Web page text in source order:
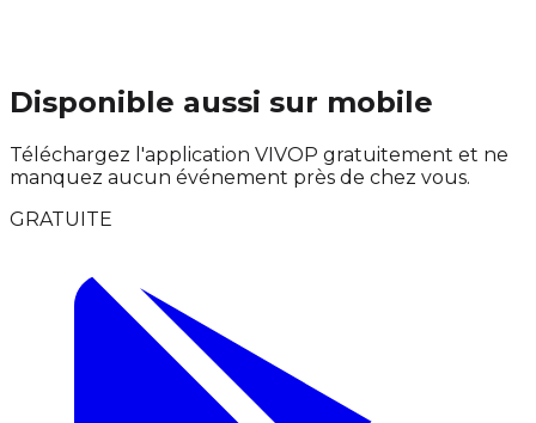
Disponible aussi sur mobile
Téléchargez l'application VIVOP gratuitement et ne
manquez aucun événement près de chez vous.
GRATUITE